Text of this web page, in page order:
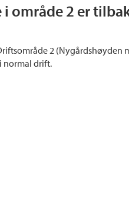
i område 2 er
2 (Nygårdshøyden
normal drift.